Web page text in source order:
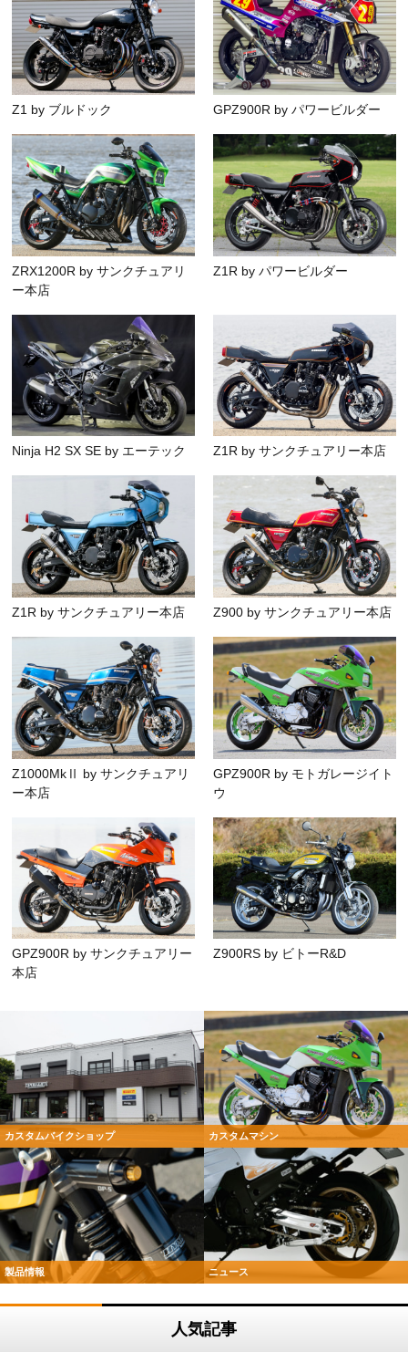
Z1 by ブルドック GPZ900R by パワービルダー
ZRX1200R by サンクチュアリ
ー本店
Z1R by パワービルダー
Ninja H2 SX SE by エーテック Z1R by サンクチュアリー本店
Z1R by サンクチュアリー本店 Z900 by サンクチュアリー本店
Z1000MkⅡ by サンクチュアリ
ー本店
GPZ900R by モトガレージイト
ウ
GPZ900R by サンクチュアリー
本店
Z900RS by ビトーR&D
カスタムバイクショップ カスタムマシン
製品情報 ニュース
人気記事